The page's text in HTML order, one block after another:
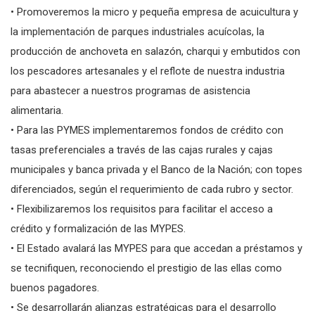
• Promoveremos la micro y pequeña empresa de acuicultura y
la implementación de parques industriales acuícolas, la
producción de anchoveta en salazón, charqui y embutidos con
los pescadores artesanales y el reflote de nuestra industria
para abastecer a nuestros programas de asistencia
alimentaria.
• Para las PYMES implementaremos fondos de crédito con
tasas preferenciales a través de las cajas rurales y cajas
municipales y banca privada y el Banco de la Nación; con topes
diferenciados, según el requerimiento de cada rubro y sector.
• Flexibilizaremos los requisitos para facilitar el acceso a
crédito y formalización de las MYPES.
• El Estado avalará las MYPES para que accedan a préstamos y
se tecnifiquen, reconociendo el prestigio de las ellas como
buenos pagadores.
• Se desarrollarán alianzas estratégicas para el desarrollo